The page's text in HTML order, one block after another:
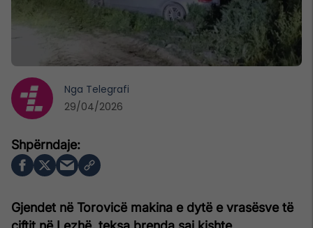
Gjendet në Torovicë makina e dytë e vrasësve të
Nga Telegrafi
29/04/2026